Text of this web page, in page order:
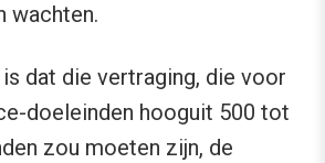
wachten.
dat die vertraging, die voor
doeleinden hooguit 500 tot
zou moeten zijn, de